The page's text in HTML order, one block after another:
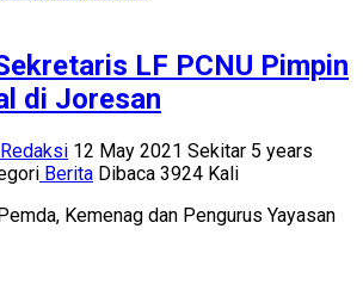
LF PCNU Pimpin
di Joresan
12 May 2021 Sekitar 5 years
Berita Dibaca 3924 Kali
Kemenag dan Pengurus Yayasan